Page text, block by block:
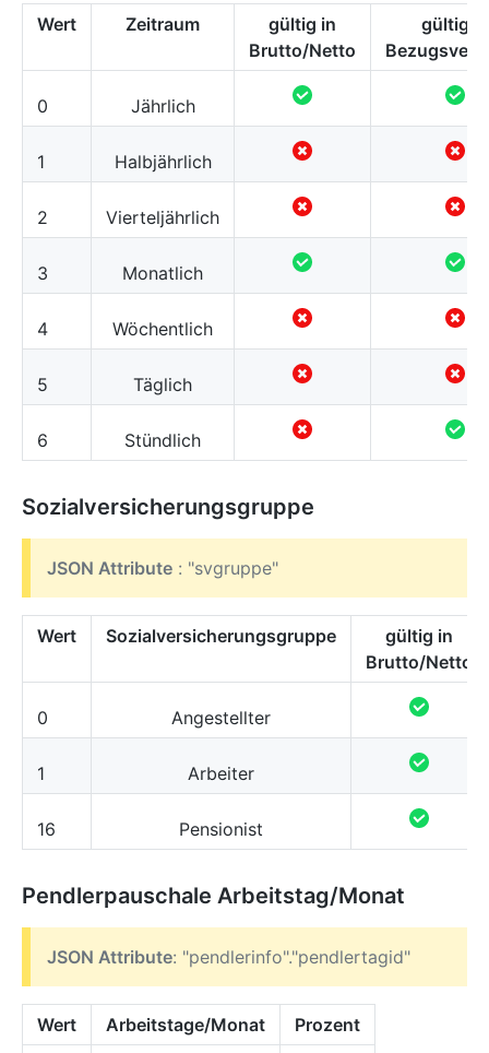
Wert Zeitraum
gültig in
Brutto/Netto
gültig in
0 Jährlich
1 Halbjährlich
2 Vierteljährlich
3 Monatlich
4 Wöchentlich
5 Täglich
6 Stündlich
Sozialversicherungsgruppe
JSON Attribute : "svgruppe"
Wert Sozialversicherungsgruppe
gültig in
Brutto/Netto
0 Angestellter
1 Arbeiter
16 Pensionist
Pendlerpauschale Arbeitstag/Monat
JSON Attribute: "pendlerinfo"."pendlertagid"
Wert Arbeitstage/Monat
Prozent